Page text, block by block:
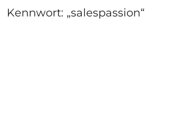
Kennwort: „salespassion“